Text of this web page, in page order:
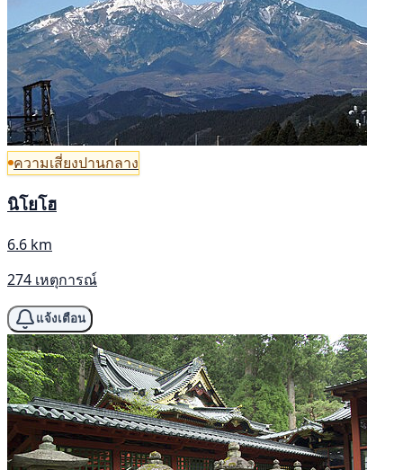
ความเสี่ยงปานกลาง
นิโยโฮ
6.6 km
274 เหตุการณ์
แจ้งเตือน